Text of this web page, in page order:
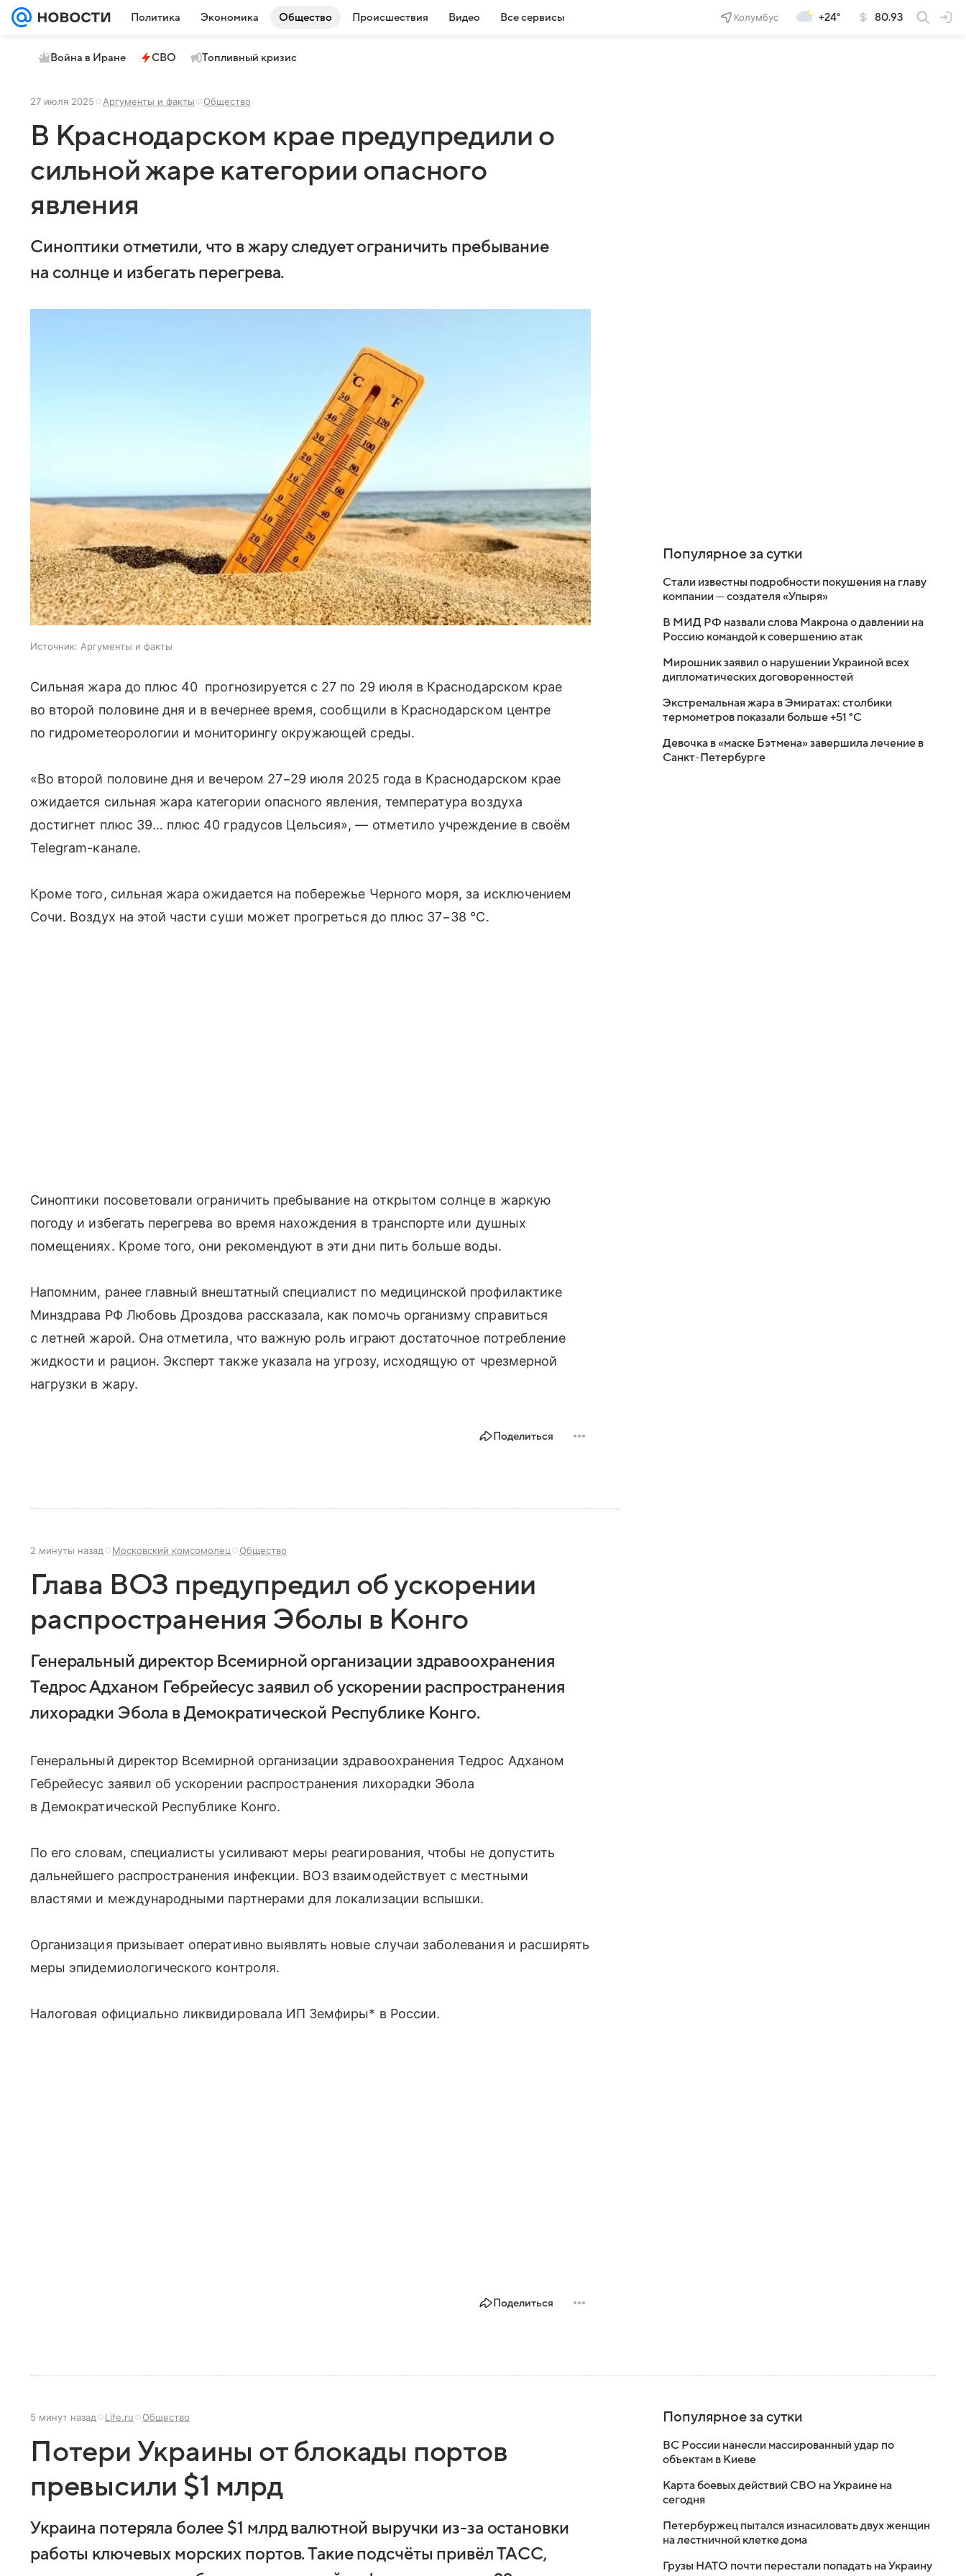
Политика Экономика Общество Происшествия Видео Все сервисы Колумбус +24° 80.93
Война в Иране СВО Топливный кризис
27 июля 2025 Аргументы и факты Общество
В Краснодарском крае предупредили о
сильной жаре категории опасного
явления
Синоптики отметили, что в жару следует ограничить пребывание
на солнце и избегать перегрева.
Источник: Аргументы и факты
Сильная жара до плюс 40 прогнозируется с 27 по 29 июля в Краснодарском крае
во второй половине дня и в вечернее время, сообщили в Краснодарском центре
по гидрометеорологии и мониторингу окружающей среды.
«Во второй половине дня и вечером 27−29 июля 2025 года в Краснодарском крае
ожидается сильная жара категории опасного явления, температура воздуха
достигнет плюс 39… плюс 40 градусов Цельсия», — отметило учреждение в своём
Telegram-канале.
Кроме того, сильная жара ожидается на побережье Черного моря, за исключением
Сочи. Воздух на этой части суши может прогреться до плюс 37−38 °C.
Синоптики посоветовали ограничить пребывание на открытом солнце в жаркую
погоду и избегать перегрева во время нахождения в транспорте или душных
помещениях. Кроме того, они рекомендуют в эти дни пить больше воды.
Напомним, ранее главный внештатный специалист по медицинской профилактике
Минздрава РФ Любовь Дроздова рассказала, как помочь организму справиться
с летней жарой. Она отметила, что важную роль играют достаточное потребление
жидкости и рацион. Эксперт также указала на угрозу, исходящую от чрезмерной
нагрузки в жару.
Поделиться
2 минуты назад Московский комсомолец Общество
Глава ВОЗ предупредил об ускорении
распространения Эболы в Конго
Генеральный директор Всемирной организации здравоохранения
Тедрос Адханом Гебрейесус заявил об ускорении распространения
лихорадки Эбола в Демократической Республике Конго.
Генеральный директор Всемирной организации здравоохранения Тедрос Адханом
Гебрейесус заявил об ускорении распространения лихорадки Эбола
в Демократической Республике Конго.
По его словам, специалисты усиливают меры реагирования, чтобы не допустить
дальнейшего распространения инфекции. ВОЗ взаимодействует с местными
властями и международными партнерами для локализации вспышки.
Организация призывает оперативно выявлять новые случаи заболевания и расширять
меры эпидемиологического контроля.
Налоговая официально ликвидировала ИП Земфиры* в России.
Поделиться
Популярное за сутки
Стали известны подробности покушения на главу
компании — создателя «Упыря»
В МИД РФ назвали слова Макрона о давлении на
Россию командой к совершению атак
Мирошник заявил о нарушении Украиной всех
дипломатических договоренностей
Экстремальная жара в Эмиратах: столбики
термометров показали больше +51 °C
Девочка в «маске Бэтмена» завершила лечение в
Санкт-Петербурге
5 минут назад Life.ru Общество
Потери Украины от блокады портов
превысили $1 млрд
Украина потеряла более $1 млрд валютной выручки из-за остановки
работы ключевых морских портов. Такие подсчёты привёл ТАСС,
Популярное за сутки
ВС России нанесли массированный удар по
объектам в Киеве
Карта боевых действий СВО на Украине на
сегодня
Петербуржец пытался изнасиловать двух женщин
на лестничной клетке дома
Грузы НАТО почти перестали попадать на Украину